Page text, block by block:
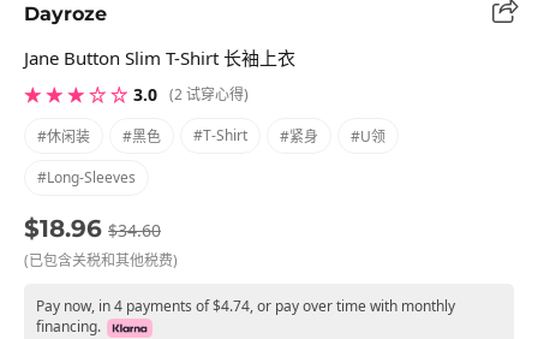
Dayroze
Jane Button Slim T-Shirt 长袖上衣
★ ★ ★ ☆ ☆ 3.0 (2 试穿心得)
#休闲装 #黑色 #t-Shirt #紧身
#U领
#long-Sleeves
$18.96 $34.60
(已包含关税和其他税费)
Pay now, in 4 payments of $4.74, or pay over time with monthly
financing.